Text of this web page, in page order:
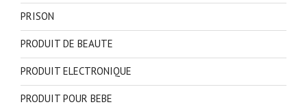
PRISON
PRODUIT DE BEAUTE
PRODUIT ELECTRONIQUE
PRODUIT POUR BEBE